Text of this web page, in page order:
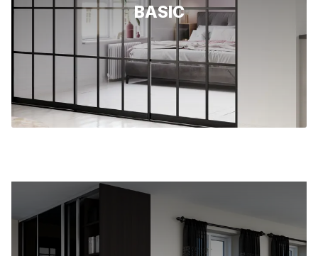
Garnet red, matt
Black Sahara marble - design fylling
Glass
Satinert glass - hvit diamant
Satinert glass - svart
Klar glass - herdet
Satinert glass - herdet ESG
Malt glass - white pearl
Malt glass - brown light
Malt glass - svart
Malt glass - hvit
BASIC